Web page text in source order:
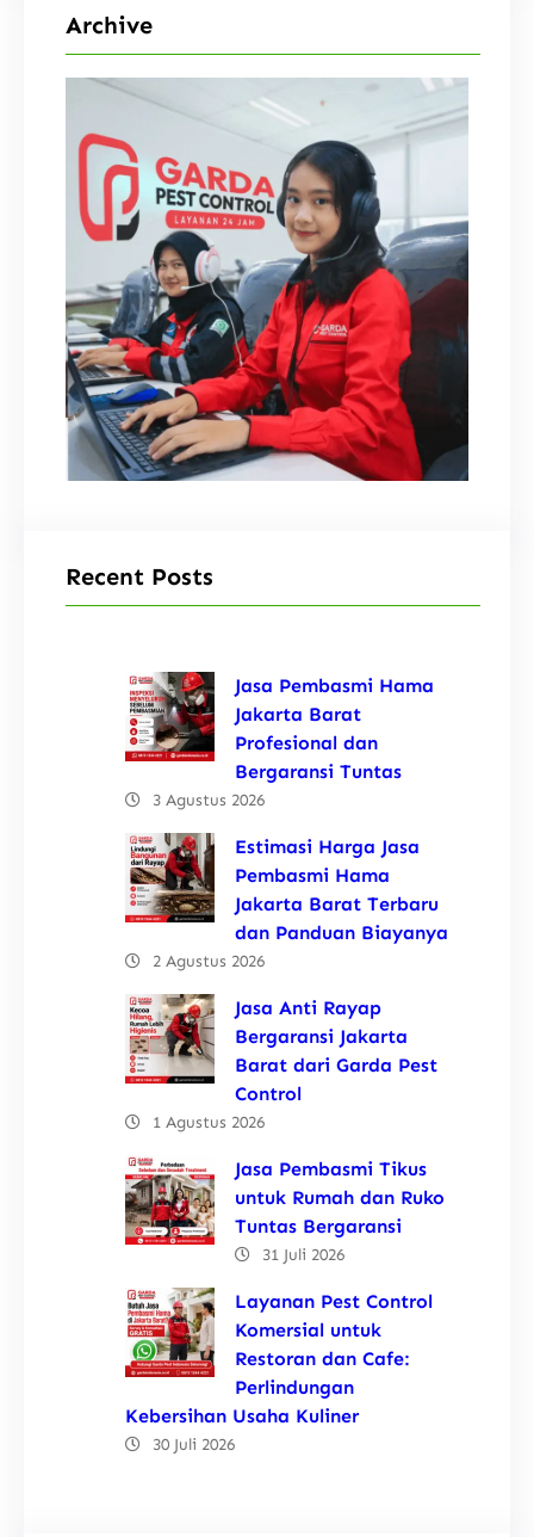
Archive
Recent Posts
Jasa Pembasmi Hama
Jakarta Barat
Profesional dan
Bergaransi Tuntas
3 Agustus 2026
Estimasi Harga Jasa
Pembasmi Hama
Jakarta Barat Terbaru
dan Panduan Biayanya
2 Agustus 2026
Jasa Anti Rayap
Bergaransi Jakarta
Barat dari Garda Pest
Control
1 Agustus 2026
Jasa Pembasmi Tikus
untuk Rumah dan Ruko
Tuntas Bergaransi
31 Juli 2026
Layanan Pest Control
Komersial untuk
Restoran dan Cafe:
Perlindungan
Kebersihan Usaha Kuliner
30 Juli 2026